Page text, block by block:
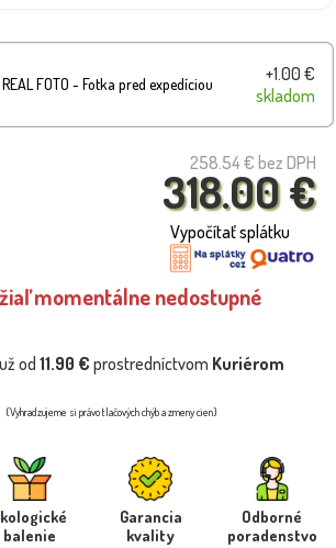
FOTO - Fotka pred expedíciou
+1.00 €
skladom
258.54 € bez DPH
318.00 €
Vypočítať splátku
momentálne nedostupné
od11.90 € prostredníctvom Kuriérom
(Vyhradzujeme si právo tlačových chýb a zmeny cien)
balenie
Garancia
kvality
Odborné
poradenstvo